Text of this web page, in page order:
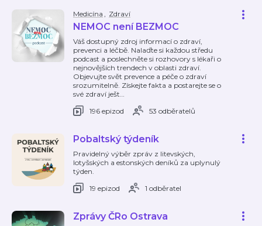
Medicína , Zdraví
NEMOC není BEZMOC
Váš dostupný zdroj informací o zdraví,
prevenci a léčbě. Nalaďte si každou středu
podcast a poslechněte si rozhovory s lékaři o
nejnovějších trendech v oblasti zdraví.
Objevujte svět prevence a péče o zdraví
srozumitelně. Získejte fakta a postarejte se o
své zdraví ješt…
196 epizod
53 odběratelů
Pobaltský týdeník
Pravidelný výběr zpráv z litevských,
lotyšských a estonských deníků za uplynulý
týden.
19 epizod
1 odběratel
Zprávy ČRo Ostrava